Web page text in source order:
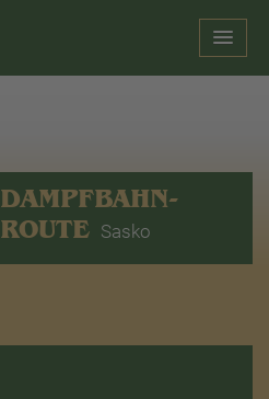
DAMPFBAHN-
ROUTE Sasko